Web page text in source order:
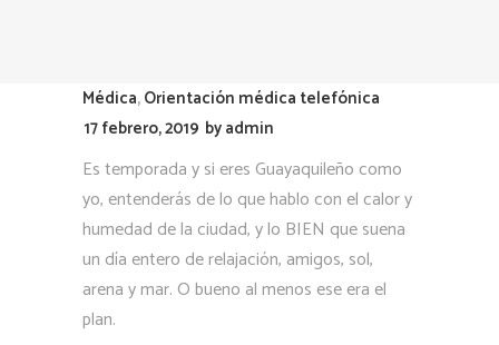
Médica,Orientación médica telefónica
17 febrero, 2019 byadmin
Es temporada y si eres Guayaquileño como
yo, entenderás de lo que hablo con el calor y
humedad de la ciudad, y lo BIEN que suena
un día entero de relajación, amigos, sol,
arena y mar. O bueno al menos ese era el
plan.